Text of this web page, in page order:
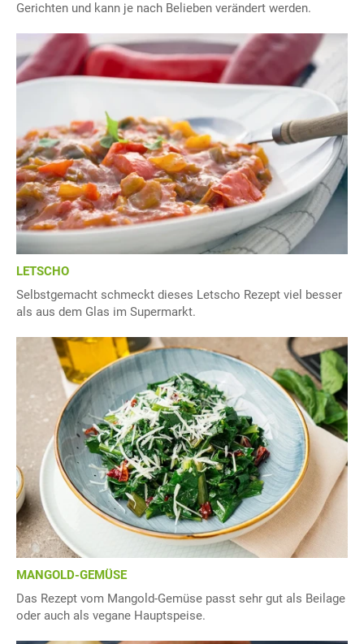
Gerichten und kann je nach Belieben verändert werden.
LETSCHO
Selbstgemacht schmeckt dieses Letscho Rezept viel besser
als aus dem Glas im Supermarkt.
MANGOLD-GEMÜSE
Das Rezept vom Mangold-Gemüse passt sehr gut als Beilage
oder auch als vegane Hauptspeise.